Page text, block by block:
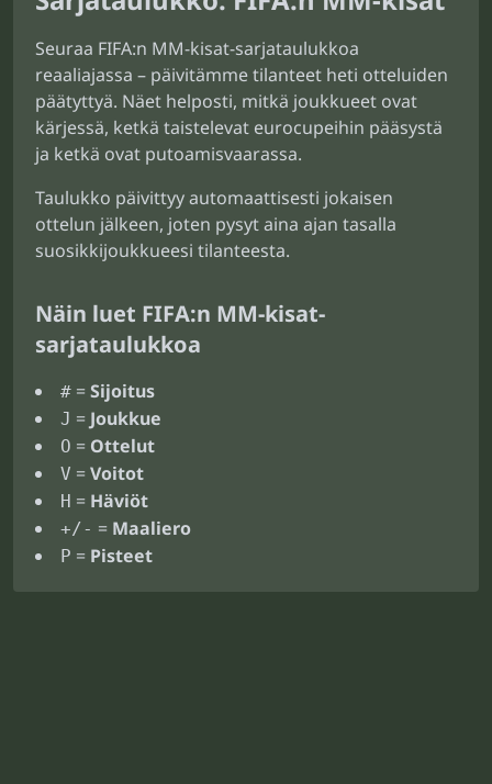
Seuraa FIFA:n MM-kisat-sarjataulukkoa
reaaliajassa – päivitämme tilanteet heti otteluiden
päätyttyä. Näet helposti, mitkä joukkueet ovat
kärjessä, ketkä taistelevat eurocupeihin pääsystä
ja ketkä ovat putoamisvaarassa.
Taulukko päivittyy automaattisesti jokaisen
ottelun jälkeen, joten pysyt aina ajan tasalla
suosikkijoukkueesi tilanteesta.
Näin luet FIFA:n MM-kisat-
sarjataulukkoa
# =Sijoitus
J = Joukkue
O = Ottelut
V =Voitot
H = Häviöt
+/- = Maaliero
P = Pisteet